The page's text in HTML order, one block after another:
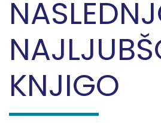
KNJIGO